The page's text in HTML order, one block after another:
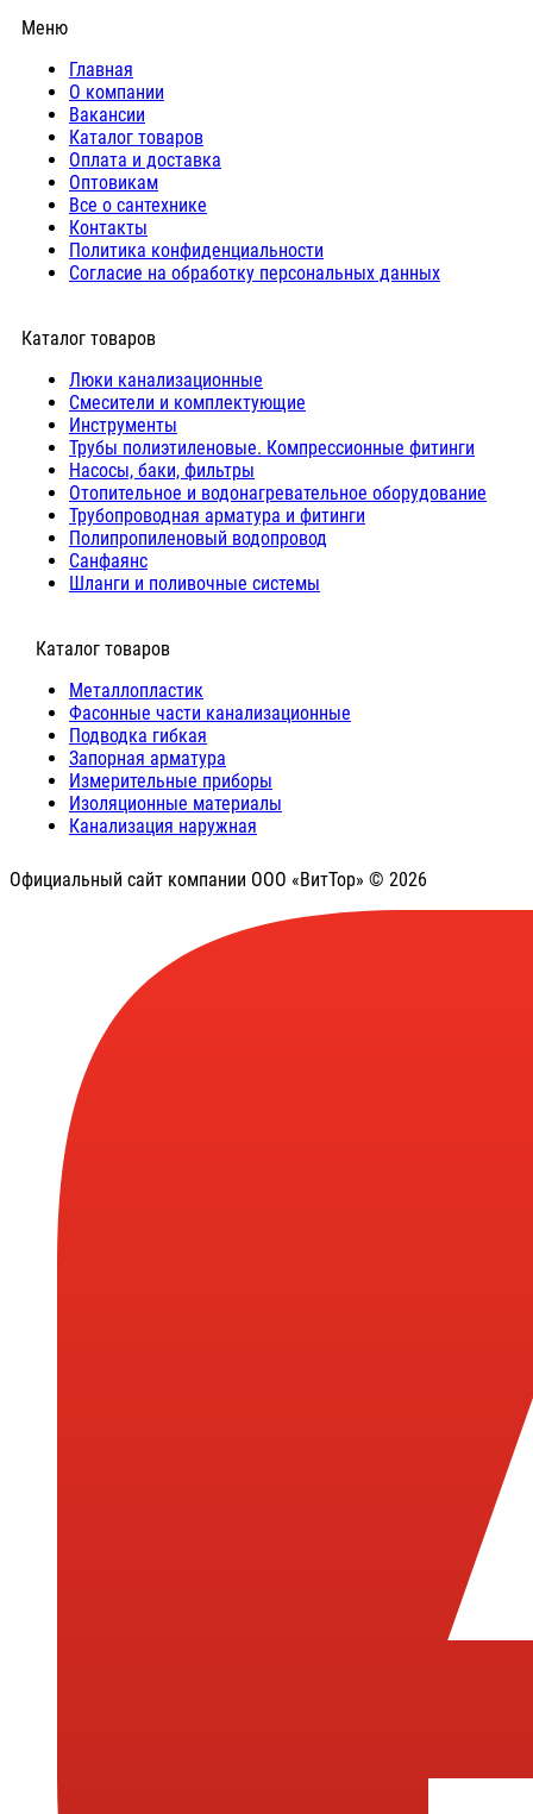
Меню
Главная
О компании
Вакансии
Каталог товаров
Оплата и доставка
Оптовикам
Все о сантехнике
Контакты
Политика конфиденциальности
Согласие на обработку персональных данных
Каталог товаров
Люки канализационные
Cмесители и комплектующие
Инструменты
Трубы полиэтиленовые. Компрессионные фитинги
Насосы, баки, фильтры
Отопительное и водонагревательное оборудование
Трубопроводная арматура и фитинги
Полипропиленовый водопровод
Санфаянс
Шланги и поливочные системы
⠀Каталог товаров
Металлопластик
Фасонные части канализационные
Подводка гибкая
Запорная арматура
Измерительные приборы
Изоляционные материалы
Канализация наружная
Официальный сайт компании ООО «ВитТор» © 2026